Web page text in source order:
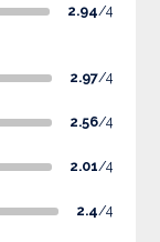
2.94/4
2.97/4
2.56/4
2.01/4
2.4/4